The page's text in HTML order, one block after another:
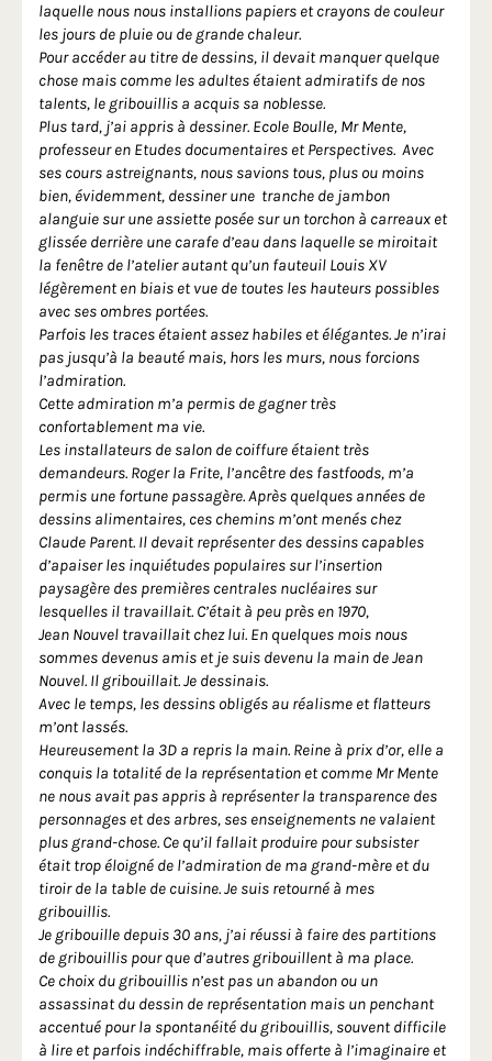
laquelle nous nous installions papiers et crayons de couleur
les jours de pluie ou de grande chaleur.
Pour accéder au titre de dessins, il devait manquer quelque
chose mais comme les adultes étaient admiratifs de nos
talents, le gribouillis a acquis sa noblesse.
Plus tard, j’ai appris à dessiner. Ecole Boulle, Mr Mente,
professeur en Etudes documentaires et Perspectives. Avec
ses cours astreignants, nous savions tous, plus ou moins
bien, évidemment, dessiner une tranche de jambon
alanguie sur une assiette posée sur un torchon à carreaux et
glissée derrière une carafe d’eau dans laquelle se miroitait
la fenêtre de l’atelier autant qu’un fauteuil Louis XV
légèrement en biais et vue de toutes les hauteurs possibles
avec ses ombres portées.
Parfois les traces étaient assez habiles et élégantes. Je n’irai
pas jusqu’à la beauté mais, hors les murs, nous forcions
l’admiration.
Cette admiration m’a permis de gagner très
confortablement ma vie.
Les installateurs de salon de coiffure étaient très
demandeurs. Roger la Frite, l’ancêtre des fastfoods, m’a
permis une fortune passagère. Après quelques années de
dessins alimentaires, ces chemins m’ont menés chez
Claude Parent. Il devait représenter des dessins capables
d’apaiser les inquiétudes populaires sur l’insertion
paysagère des premières centrales nucléaires sur
lesquelles il travaillait. C’était à peu près en 1970,
Jean Nouvel travaillait chez lui. En quelques mois nous
sommes devenus amis et je suis devenu la main de Jean
Nouvel. Il gribouillait. Je dessinais.
Avec le temps, les dessins obligés au réalisme et flatteurs
m’ont lassés.
Heureusement la 3D a repris la main. Reine à prix d’or, elle a
conquis la totalité de la représentation et comme Mr Mente
ne nous avait pas appris à représenter la transparence des
personnages et des arbres, ses enseignements ne valaient
plus grand-chose. Ce qu’il fallait produire pour subsister
était trop éloigné de l’admiration de ma grand-mère et du
tiroir de la table de cuisine. Je suis retourné à mes
gribouillis.
Je gribouille depuis 30 ans, j’ai réussi à faire des partitions
de gribouillis pour que d’autres gribouillent à ma place.
Ce choix du gribouillis n’est pas un abandon ou un
assassinat du dessin de représentation mais un penchant
accentué pour la spontanéité du gribouillis, souvent difficile
à lire et parfois indéchiffrable, mais offerte à l’imaginaire et